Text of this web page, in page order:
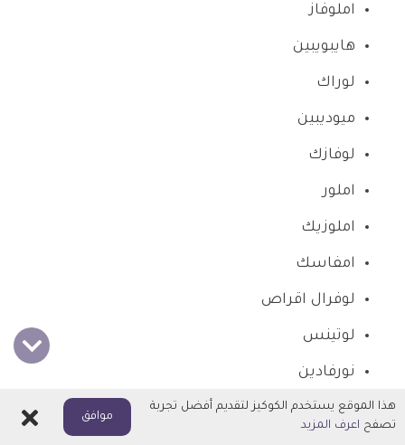
املوفاز
هايبويبين
لوراك
ميوديبين
لوفازك
املور
املوزيك
امفاسك
لوفرال اقراص
لوتينس
نورفادين
أمديب
هذا الموقع يستخدم الكوكيز لتقديم أفضل تجربة
تصفح اعرف المزيد
موافق اغلاق